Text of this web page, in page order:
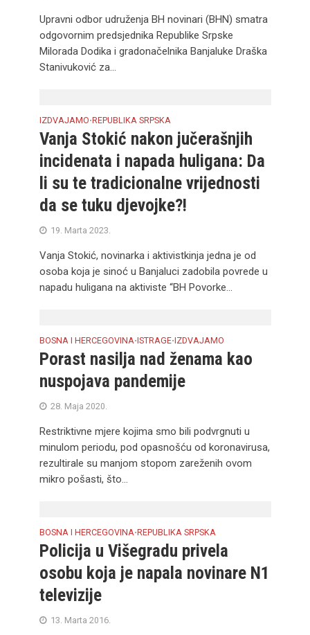
Upravni odbor udruženja BH novinari (BHN) smatra
odgovornim predsjednika Republike Srpske
Milorada Dodika i gradonačelnika Banjaluke Draška
Stanivuković za...
IZDVAJAMO•REPUBLIKA SRPSKA
Vanja Stokić nakon jučerašnjih
incidenata i napada huligana: Da
li su te tradicionalne vrijednosti
da se tuku djevojke?!
19. Marta 2023.
Vanja Stokić, novinarka i aktivistkinja jedna je od
osoba koja je sinoć u Banjaluci zadobila povrede u
napadu huligana na aktiviste “BH Povorke...
BOSNA I HERCEGOVINA•ISTRAGE•IZDVAJAMO
Porast nasilja nad ženama kao
nuspojava pandemije
28. Maja 2020.
Restriktivne mjere kojima smo bili podvrgnuti u
minulom periodu, pod opasnošću od koronavirusa,
rezultirale su manjom stopom zareženih ovom
mikro pošasti, što...
BOSNA I HERCEGOVINA•REPUBLIKA SRPSKA
Policija u Višegradu privela
osobu koja je napala novinare N1
televizije
13. Marta 2016.